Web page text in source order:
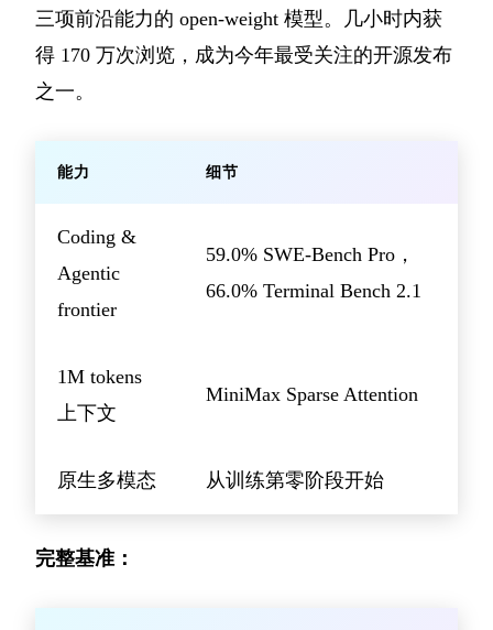
三项前沿能力的 open-weight 模型。几小时内获
得 170 万次浏览，成为今年最受关注的开源发布
之一。
能力 细节
Coding &
Agentic
frontier
59.0% SWE-Bench Pro，
66.0% Terminal Bench 2.1
1M tokens
上下文
MiniMax Sparse Attention
原生多模态 从训练第零阶段开始
完整基准：